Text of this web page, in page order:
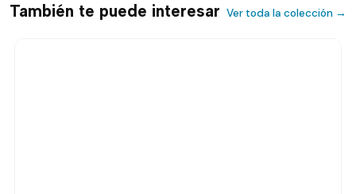
También te puede interesar Ver toda la colección →